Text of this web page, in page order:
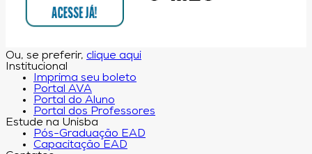
Ou, se preferir, clique aqui
Institucional
Imprima seu boleto
Portal AVA
Portal do Aluno
Portal dos Professores
Estude na Unisba
Pós-Graduação EAD
Capacitação EAD